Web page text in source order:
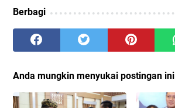
Berbagi
Anda mungkin menyukai postingan ini